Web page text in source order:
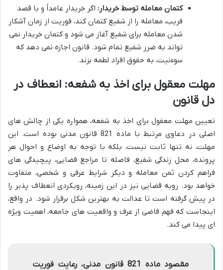
کتمان معامله توسط خریدار: اگر خریدار عامداً و با قصد
فریب، معامله را از شفیع کتمان کند، فوریت از زمان آشکار
شدن معامله برای شفیع آغاز می شود و کتمان خریدار نمی
تواند به ضرر شفیع تمام شود. قانون اجازه نمی دهد که
سوءنیت، به حقوق افراد لطمه بزند.
مهلت معقول برای اخذ به شفعه: انعطاف در
دل قانون
تعیین مهلت معقول برای اخذ به شفعه، همواره یکی از چالش های
اصلی در دعاوی مرتبط با ماده 821 قانون مدنی بوده است. این
مهلت، نه تنها ثابت نیست، بلکه با توجه به اوضاع و احوال هر
پرونده، محل زندگی شفیع، فاصله تا مراجع قضایی، پیچیدگی های
فراهم کردن ثمن معامله و دیگر شرایط عرفی و شخصی، متفاوت
خواهد بود. رویه قضایی نیز در این زمینه، رویکردی انعطاف پذیر را
در پیش گرفته است تا عدالت به بهترین شکل برقرار شود. در واقع،
اینجاست که فهم قاضی از عرف و واقعیت های جامعه، اهمیت ویژه
ای پیدا می کند.
مقصود ماده 821 قانون مدنی، رعایت فوریت